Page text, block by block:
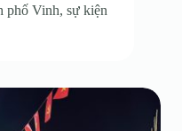
phố Vinh, sự kiện